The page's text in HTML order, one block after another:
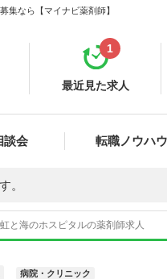
なら【マイナビ薬剤師】
最近見た求人
1
談会 転職ノウハウ
。
と海のホスピタルの薬剤師求人
病院・クリニック